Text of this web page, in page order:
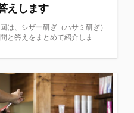
えします
は、シザー研ぎ（ハサミ研ぎ）
と答えをまとめて紹介しま